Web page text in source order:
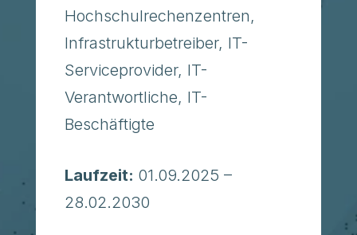
Hochschulrechenzentren,
Infrastrukturbetreiber, IT-
Serviceprovider, IT-
Verantwortliche, IT-
Beschäftigte
Laufzeit: 01.09.2025 –
28.02.2030